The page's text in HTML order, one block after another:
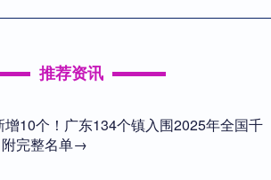
推荐资讯
增10个！广东134个镇入围2025年全国千
完整名单→